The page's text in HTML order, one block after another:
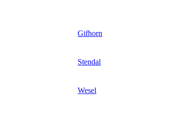
Gifhorn
Stendal
Wesel